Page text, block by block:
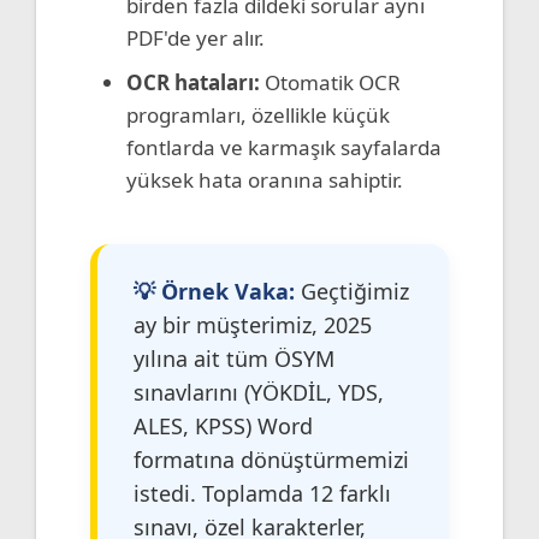
PDF'de yer alır.
OCR hataları: Otomatik OCR
programları, özellikle küçük
fontlarda ve karmaşık sayfalarda
yüksek hata oranına sahiptir.
💡 Örnek Vaka: Geçtiğimiz
ay bir müşterimiz, 2025
yılına ait tüm ÖSYM
sınavlarını (YÖKDİL, YDS,
ALES, KPSS) Word
formatına dönüştürmemizi
istedi. Toplamda 12 farklı
sınavı, özel karakterler,